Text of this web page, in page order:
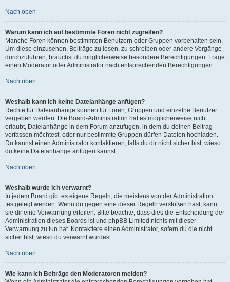
Nach oben
Warum kann ich auf bestimmte Foren nicht zugreifen?
Manche Foren können bestimmten Benutzern oder Gruppen vorbehalten sein.
Um diese einzusehen, Beiträge zu lesen, zu schreiben oder andere Vorgänge
durchzuführen, brauchst du möglicherweise besondere Berechtigungen. Frage
einen Moderator oder Administrator nach entsprechenden Berechtigungen.
Nach oben
Weshalb kann ich keine Dateianhänge anfügen?
Rechte für Dateianhänge können für Foren, Gruppen und einzelne Benutzer
vergeben werden. Die Board-Administration hat es möglicherweise nicht
erlaubt, Dateianhänge in dem Forum anzufügen, in dem du deinen Beitrag
verfassen möchtest, oder nur bestimmte Gruppen dürfen Dateien hochladen.
Du kannst einen Administrator kontaktieren, falls du dir nicht sicher bist, wieso
du keine Dateianhänge anfügen kannst.
Nach oben
Weshalb wurde ich verwarnt?
In jedem Board gibt es eigene Regeln, die meistens von der Administration
festgelegt werden. Wenn du gegen eine dieser Regeln verstoßen hast, kann
sie dir eine Verwarnung erteilen. Bitte beachte, dass dies die Entscheidung der
Administration dieses Boards ist und phpBB Limited nichts mit dieser
Verwarnung zu tun hat. Kontaktiere einen Administrator, sofern du die nicht
sicher bist, wieso du verwarnt wurdest.
Nach oben
Wie kann ich Beiträge den Moderatoren melden?